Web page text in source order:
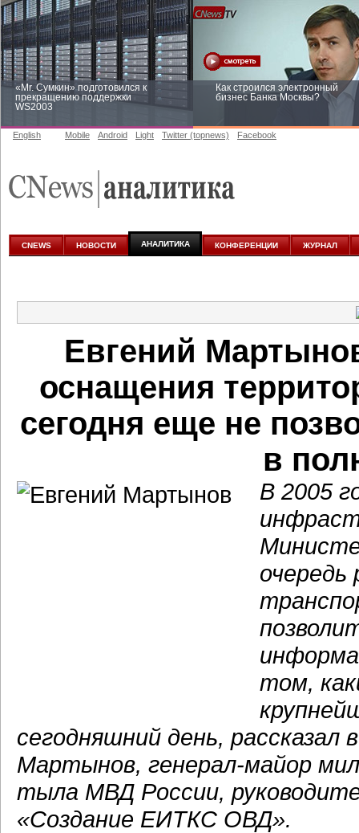
«Mr. Сумкин» подготовился к
прекращению поддержки
WS2003
Как строился электронный
бизнес Банка Москвы?
аналитике
English Mobile Android Light Twitter (topnews) Facebook
CNEWS НОВОСТИ АНАЛИТИКА КОНФЕРЕНЦИИ ЖУРНАЛ
Евгений
оснащения
сегодня еще не
в
В 2005
очередь
том,
сегодняшний день,
Мартынов, генерал-майор
тыла МВД России,
«Создание ЕИТКС ОВД».